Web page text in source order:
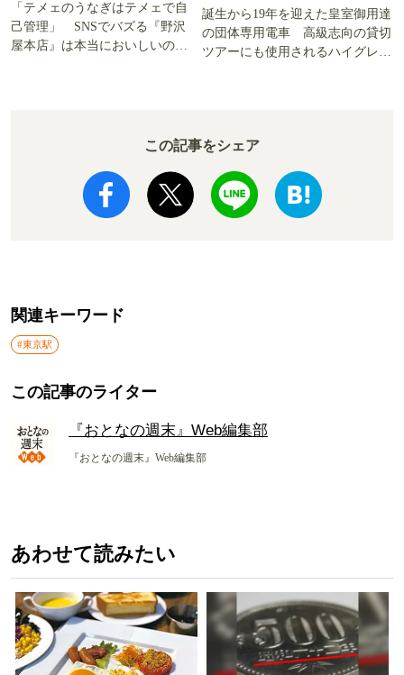
「テメェのうなぎはテメェで自
己管理」 SNSでバズる『野沢
屋本店』は本当においしいの
誕生から19年を迎えた皇室御用達
の団体専用電車 高級志向の貸切
ツアーにも使用されるハイグレー
この記事をシェア
関連キーワード
#東京駅
この記事のライター
『おとなの週末』Web編集部
『おとなの週末』Web編集部
あわせて読みたい